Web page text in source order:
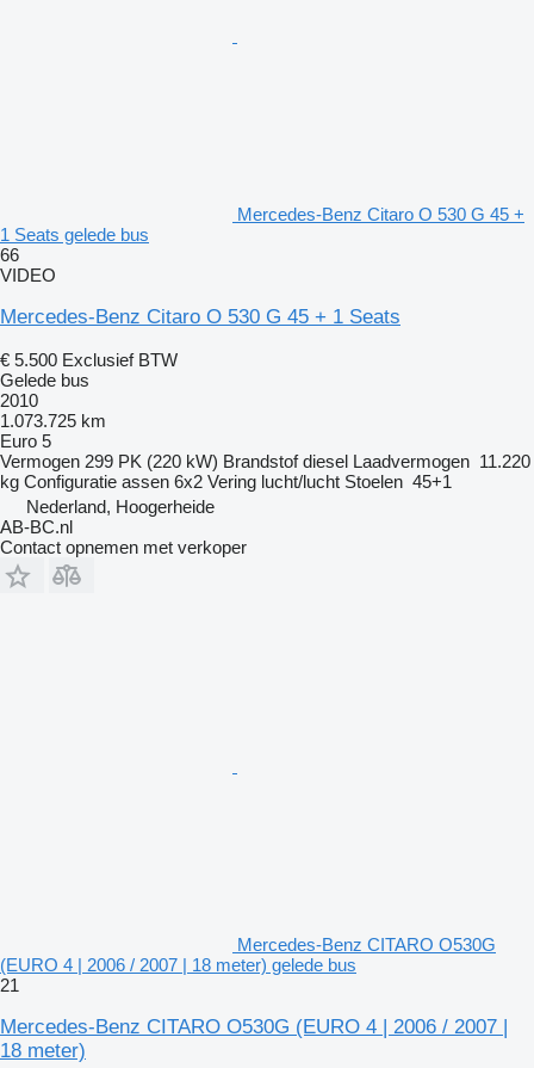
Mercedes-Benz Citaro O 530 G 45 +
1 Seats gelede bus
66
VIDEO
Mercedes-Benz Citaro O 530 G 45 + 1 Seats
€ 5.500 Exclusief BTW
Gelede bus
2010
1.073.725 km
Euro 5
Vermogen 299 PK (220 kW) Brandstof diesel Laadvermogen 11.220
kg Configuratie assen 6x2 Vering lucht/lucht Stoelen 45+1
Nederland, Hoogerheide
AB-BC.nl
Contact opnemen met verkoper
Mercedes-Benz CITARO O530G
(EURO 4 | 2006 / 2007 | 18 meter) gelede bus
21
Mercedes-Benz CITARO O530G (EURO 4 | 2006 / 2007 |
18 meter)